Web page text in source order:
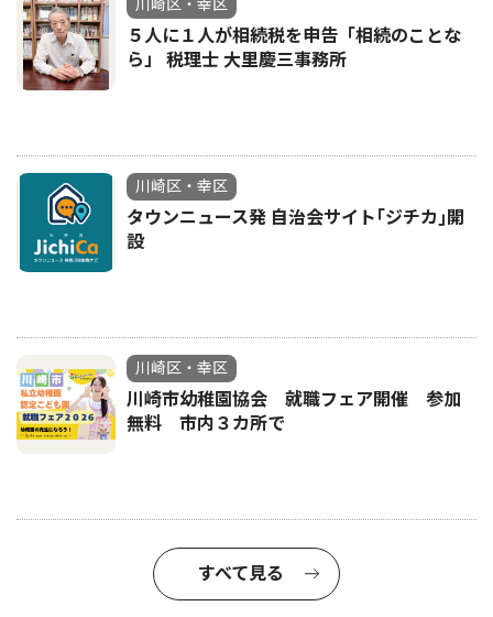
川崎区・幸区
５人に１人が相続税を申告「相続のことな
ら」 税理士 大里慶三事務所
川崎区・幸区
タウンニュース発 自治会サイト｢ジチカ｣開
設
川崎区・幸区
川崎市幼稚園協会 就職フェア開催 参加
無料 市内３カ所で
すべて見る